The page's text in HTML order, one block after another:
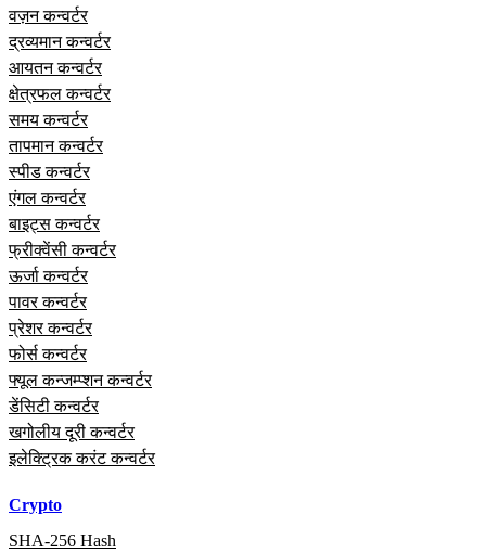
वज़न कन्वर्टर
द्रव्यमान कन्वर्टर
आयतन कन्वर्टर
क्षेत्रफल कन्वर्टर
समय कन्वर्टर
तापमान कन्वर्टर
स्पीड कन्वर्टर
एंगल कन्वर्टर
बाइट्स कन्वर्टर
फ्रीक्वेंसी कन्वर्टर
ऊर्जा कन्वर्टर
पावर कन्वर्टर
प्रेशर कन्वर्टर
फोर्स कन्वर्टर
फ्यूल कन्जम्प्शन कन्वर्टर
डेंसिटी कन्वर्टर
खगोलीय दूरी कन्वर्टर
इलेक्ट्रिक करंट कन्वर्टर
Crypto
SHA-256 Hash